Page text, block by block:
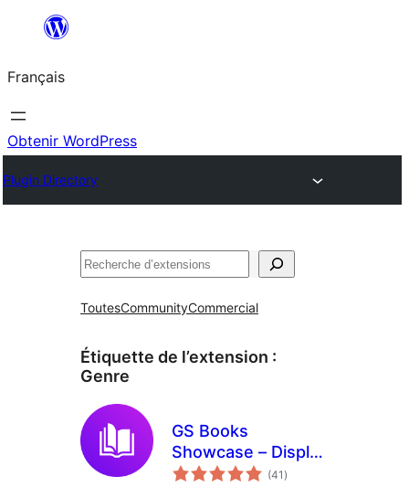
contenu
Français
Obtenir WordPress
Plugin Directory
Rechercher
ToutesCommunityCommercial
Étiquette de l’extension :
Genre
GS Books
Showcase – Display
Books in Grid,
(41 notes
en
)